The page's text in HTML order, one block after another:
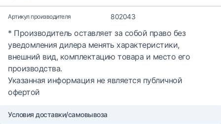
Артикул производителя 802043
* Производитель оставляет за собой право без
уведомления дилера менять характеристики,
внешний вид, комплектацию товара и место его
производства.
Указанная информация не является публичной
офертой
Условия доставки/самовывоза